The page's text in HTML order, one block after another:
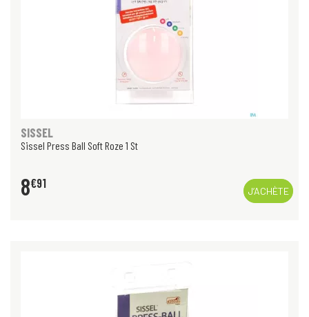
SISSEL
Sissel Press Ball Soft Roze 1 St
8€91
J’ACHÈTE